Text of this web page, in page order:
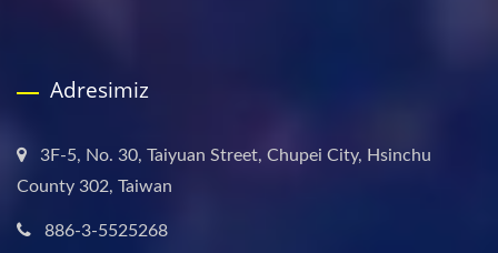
Adresimiz
3F-5, No. 30, Taiyuan Street, Chupei City, Hsinchu
County 302, Taiwan
886-3-5525268